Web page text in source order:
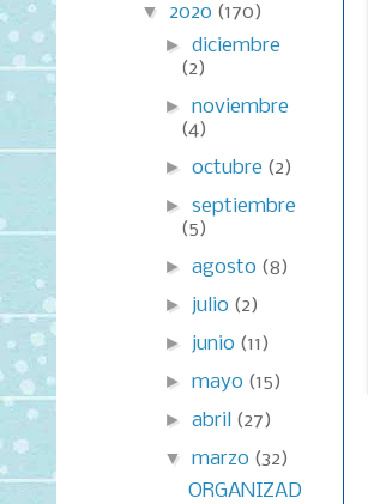
▼ 2020 (170)
►diciembre
(2)
►noviembre
(4)
►octubre (2)
►septiembre
(5)
►agosto (8)
► julio (2)
► junio (11)
►mayo (15)
►abril (27)
▼marzo (32)
ORGANIZAD